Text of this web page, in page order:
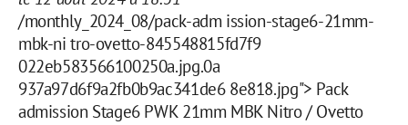
/monthly_2024_08/pack-adm ission-stage6-21mm-
mbk-ni tro-ovetto-845548815fd7f9
022eb583566100250a.jpg.0a
937a97d6f9a2fb0b9ac341de6 8e818.jpg"> Pack
admission Stage6 PWK 21mm MBK Nitro / Ovetto